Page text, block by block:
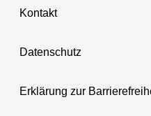
Kontakt
Datenschutz
Erklärung zur